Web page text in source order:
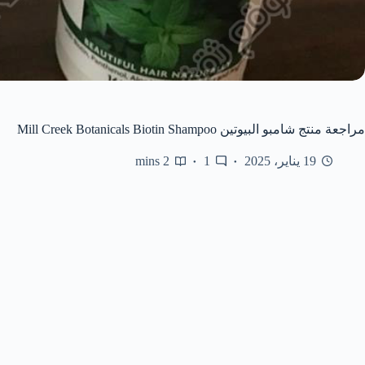
مراجعة منتج شامبو البيوتين Mill Creek Botanicals Biotin Shampoo
19 يناير، 2025 1
2 mins